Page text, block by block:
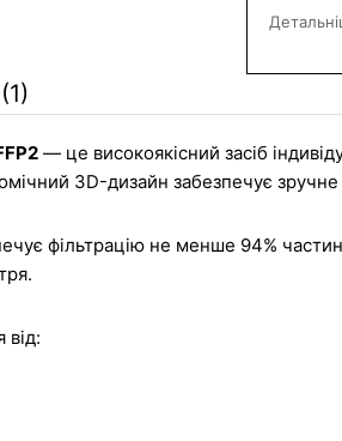
— це високоякісний засіб
3D-дизайн забезпечує
фільтрацію не менше 94%
від: